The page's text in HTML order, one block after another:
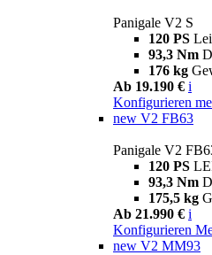
Panigale V2 S
120 PS
93,3 Nm
176 kg
Ab 19.190 € i
Konfigurieren
new V2 FB63
Panigale V2
120 PS
93,3 Nm
175,5 kg
Ab 21.990 € i
Konfigurieren
new V2 MM93